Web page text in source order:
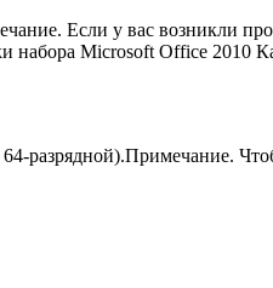
Если у вас возникли
набора Microsoft Office 2010
разрядной).Примечание.